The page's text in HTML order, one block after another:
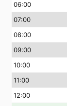
06:00
07:00
08:00
09:00
10:00
11:00
12:00